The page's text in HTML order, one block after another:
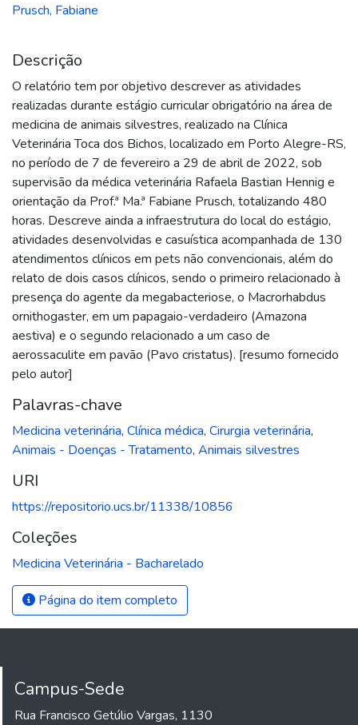
Prusch, Fabiane
Descrição
O relatório tem por objetivo descrever as atividades
realizadas durante estágio curricular obrigatório na área de
medicina de animais silvestres, realizado na Clínica
Veterinária Toca dos Bichos, localizado em Porto Alegre-RS,
no período de 7 de fevereiro a 29 de abril de 2022, sob
supervisão da médica veterinária Rafaela Bastian Hennig e
orientação da Prof.ª Ma.ª Fabiane Prusch, totalizando 480
horas. Descreve ainda a infraestrutura do local do estágio,
atividades desenvolvidas e casuística acompanhada de 130
atendimentos clínicos em pets não convencionais, além do
relato de dois casos clínicos, sendo o primeiro relacionado à
presença do agente da megabacteriose, o Macrorhabdus
ornithogaster, em um papagaio-verdadeiro (Amazona
aestiva) e o segundo relacionado a um caso de
aerossaculite em pavão (Pavo cristatus). [resumo fornecido
pelo autor]
Palavras-chave
Medicina veterinária, Clínica médica, Cirurgia veterinária,
Animais - Doenças - Tratamento, Animais silvestres
URI
https://repositorio.ucs.br/11338/10856
Coleções
Medicina Veterinária - Bacharelado
Página do item completo
Campus-Sede
Rua Francisco Getúlio Vargas, 1130